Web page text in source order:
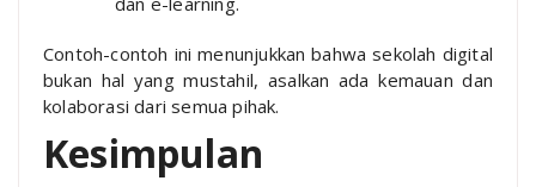
Contoh-contoh ini menunjukkan bahwa sekolah digital
bukan hal yang mustahil, asalkan ada kemauan dan
kolaborasi dari semua pihak.
Kesimpulan